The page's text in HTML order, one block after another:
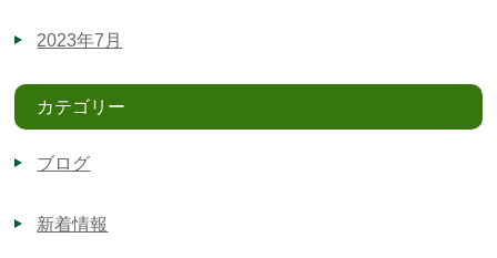
2023年7月
カテゴリー
ブログ
新着情報